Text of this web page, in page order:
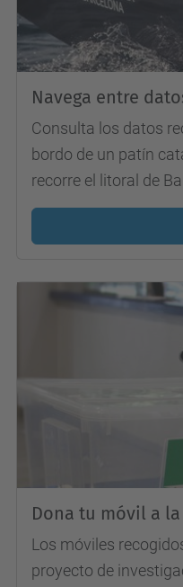
Navega entre
Consulta los datos
bordo de un patín
recorre el litoral de
Dona tu móvil a
Los móviles
proyecto de